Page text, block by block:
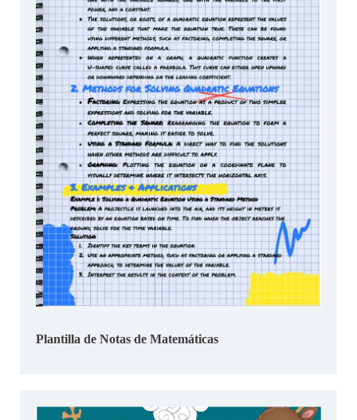
Plantilla de Notas de Matemáticas